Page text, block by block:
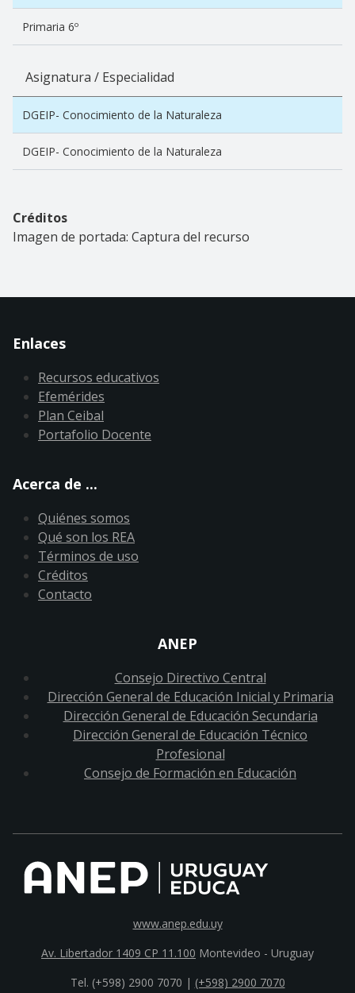
Primaria 6º
Asignatura / Especialidad
DGEIP- Conocimiento de la Naturaleza
DGEIP- Conocimiento de la Naturaleza
Créditos
Imagen de portada: Captura del recurso
Enlaces
Recursos educativos
Efemérides
Plan Ceibal
Portafolio Docente
Acerca de ...
Quiénes somos
Qué son los REA
Términos de uso
Créditos
Contacto
ANEP
Consejo Directivo Central
Dirección General de Educación Inicial y Primaria
Dirección General de Educación Secundaria
Dirección General de Educación Técnico
Profesional
Consejo de Formación en Educación
www.anep.edu.uy
Av. Libertador 1409 CP 11.100 Montevideo - Uruguay
Tel. (+598) 2900 7070 | (+598) 2900 7070